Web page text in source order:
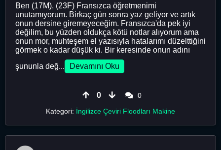
Ben (17M), (23F) Fransızca öğretmenimi
unutamıyorum. Birkaç gün sonra yaz geliyor ve artık
onun dersine giremeyeceğim. Fransızca'da pek iyi
değilim, bu yüzden oldukça kötü notlar alıyorum ama
onun mor, muhteşem el yazısıyla hatalarımı düzelttiğini
görmek o kadar düşük ki. Bir keresinde onun adını
şununla değ...
Devamını Oku
0
0
Kategori: İngilizce Çeviri Floodları Makine